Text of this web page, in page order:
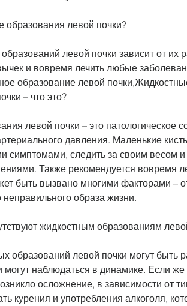
образования левой почки?
левой почки зависит от их
и вовремя лечить любые
образование левой
– что это?
левой почки – это патологическое
давления. Маленькие
симптомами, следить за своим весом и
Также рекомендуется вовремя
быть вызвано многими факторами –
неправильного образа жизни.
жидкостным образованиям
образований левой почки могут быть
могут наблюдаться в динамике. Если
осложнение, в зависимости от
курения и употребления алкоголя,